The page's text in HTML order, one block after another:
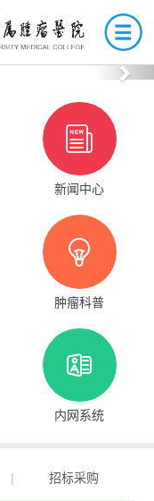
新闻中心
肿瘤科普
内网系统
| 招标采购